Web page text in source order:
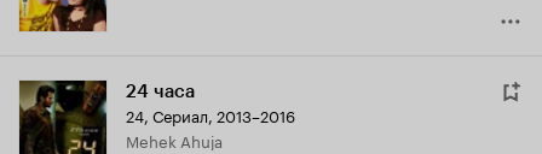
24 часа
24, Сериал, 2013–2016
Mehek Ahuja